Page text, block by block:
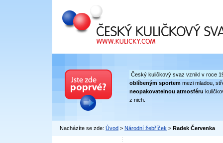
Český kuličkový svaz
Český kuličkový svaz vznikl v roce
oblíbeným sportem mezi mladou,
neopakovatelnou atmosféru
z nich.
Nacházíte se zde: Úvod > Národní žebříček > Radek Červenka